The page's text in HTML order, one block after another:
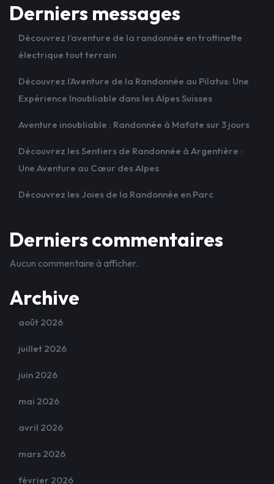
Derniers messages
Découvrez l’aventure de la randonnée en trottinette
électrique tout terrain
Découvrez l’Aventure de la Randonnée au Pilatus: Une
Expérience Inoubliable dans les Alpes Suisses
Aventure inoubliable : Randonnée à Mafate sur 3 jours
Découvrez les Sentiers de Randonnée à Argentière :
Une Aventure au Cœur des Alpes
Découvrez les Joies de la Randonnée en Parc
Derniers commentaires
Aucun commentaire à afficher.
Archive
août 2026
juillet 2026
juin 2026
mai 2026
avril 2026
mars 2026
février 2026